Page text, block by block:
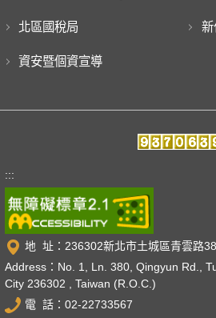
北區國稅局 新
資安暨個資宣導
:::
地 址：236302新北市土城區青雲路
Address：No. 1, Ln. 380, Qingyun Rd.,
City 236302 , Taiwan (R.O.C.)
電 話：02-22733567